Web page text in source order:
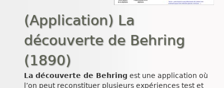
(Application) La
découverte de Behring
(1890)
La découverte de Behring est une application où
l’on peut reconstituer plusieurs expériences test et